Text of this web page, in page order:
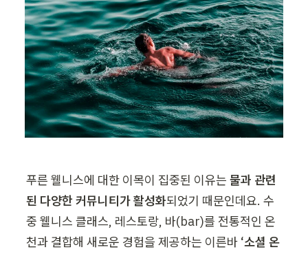
푸른 웰니스에 대한 이목이 집중된 이유는 물과 관련
된 다양한 커뮤니티가 활성화되었기 때문인데요. 수
중 웰니스 클래스, 레스토랑, 바(bar)를 전통적인 온
천과 결합해 새로운 경험을 제공하는 이른바 ‘소셜 온